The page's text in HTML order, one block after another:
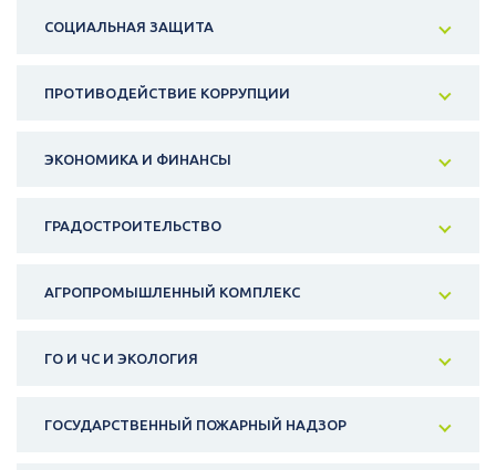
СОЦИАЛЬНАЯ ЗАЩИТА
ПРОТИВОДЕЙСТВИЕ КОРРУПЦИИ
ЭКОНОМИКА И ФИНАНСЫ
ГРАДОСТРОИТЕЛЬСТВО
АГРОПРОМЫШЛЕННЫЙ КОМПЛЕКС
ГО И ЧС И ЭКОЛОГИЯ
ГОСУДАРСТВЕННЫЙ ПОЖАРНЫЙ НАДЗОР